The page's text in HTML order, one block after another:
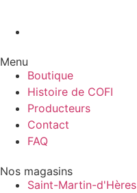
Menu
Boutique
Histoire de COFI
Producteurs
Contact
FAQ
Nos magasins
Saint-Martin-d'Hères